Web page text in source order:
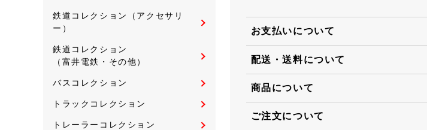
鉄道コレクション（アクセサリ
ー）
鉄道コレクション
（富井電鉄・その他）
バスコレクション
トラックコレクション
トレーラーコレクション
お支払いについて
配送・送料について
商品について
ご注文について